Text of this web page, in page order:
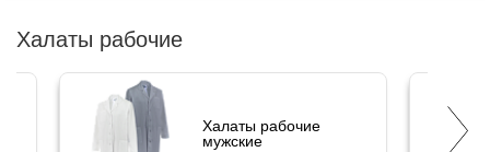
Халаты рабочие
Халаты рабочие
мужские